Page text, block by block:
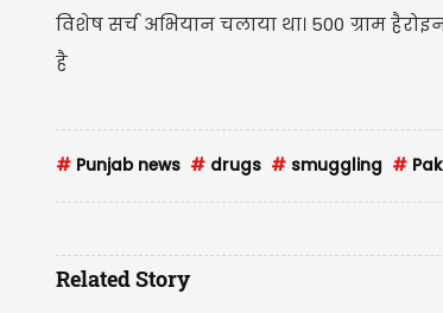
विशेष सर्च अभियान चलाया था। 500 ग्राम
है
# Punjab news # drugs # smuggling #
Related Story